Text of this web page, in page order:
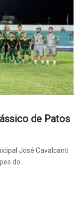
de Patos
José Cavalcanti
do…